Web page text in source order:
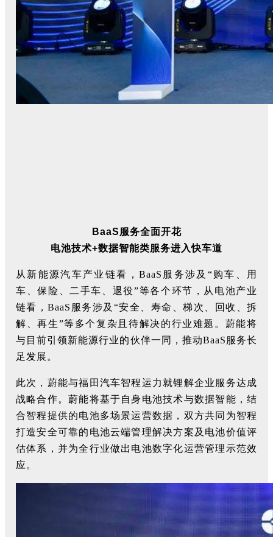
BaaS服务全面开花
电池技术+数据智能类服务进入快车道
从新能源汽车产业链看，BaaS服务涉及“购车、用
车、保险、二手车、退役”等各个环节，从电池产业
链看，BaaS服务涉及“安全、寿命、梯次、回收、拆
解、再生”等多个复杂且待解决的行业难题。蔚能将
与目前引领新能源行业的伙伴一同，推动BaaS服务长
足发展。
此次，蔚能与福田汽车智程运力就锂解企业服务达成
战略合作。蔚能将基于自身电池技术与数据智能，结
合智程提供的电池多场景运营数据，双方共同为智程
打造安全可靠的电池云端管理解决方案及电池价值评
估体系，并为全行业做出电池数字化运营管理示范效
应。